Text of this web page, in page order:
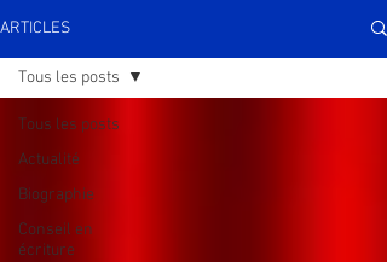
ARTICLES
Tous les posts
Actualité
Biographie
Conseil en
écriture
Tous les posts